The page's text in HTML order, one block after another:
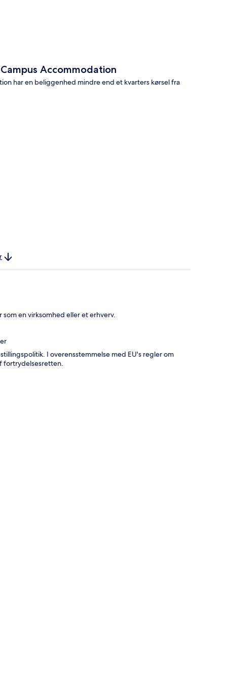
Accommodation
har en beliggenhed mindre end et kvarters kørsel fra
en virksomhed eller et erhverv.
I overensstemmelse med EU's regler om
fortrydelsesretten.